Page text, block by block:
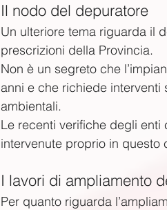
Il nodo del depuratore
Un ulteriore tema riguarda il
prescrizioni della Provincia.
Non è un segreto che
anni e che richiede
ambientali.
Le recenti verifiche degli enti
intervenute proprio in questo
I lavori di ampliamento
Per quanto riguarda